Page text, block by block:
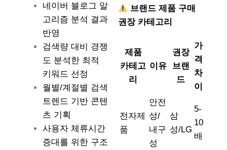
네이버 블로그 알
고리즘 분석 결과
반영
검색량 대비 경쟁
도 분석한 최적
키워드 선정
월별/계절별 검색
트렌드 기반 콘텐
츠 기획
사용자 체류시간
증대를 위한 구조
브랜드 제품 구매
권장 카테고리
제품
카테고
리
이유
권장
브랜
드
가
격
차
이
전자제
품
안전
성/
내구
성
삼
성/LG
5-
10
배